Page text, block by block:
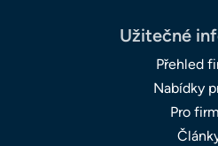
Užitečné
Přehled
Nabídky
Pro